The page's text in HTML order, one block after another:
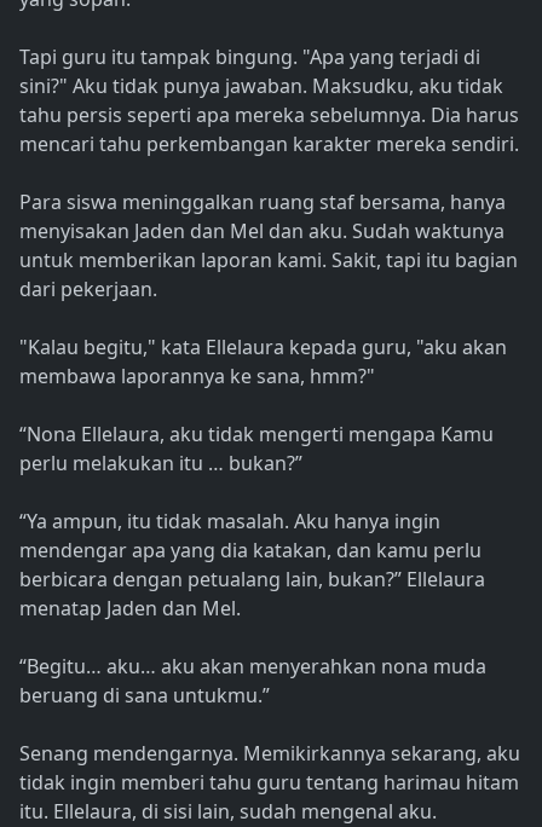
Tapi guru itu tampak bingung. "Apa yang terjadi di
sini?" Aku tidak punya jawaban. Maksudku, aku tidak
tahu persis seperti apa mereka sebelumnya. Dia harus
mencari tahu perkembangan karakter mereka sendiri.
Para siswa meninggalkan ruang staf bersama, hanya
menyisakan Jaden dan Mel dan aku. Sudah waktunya
untuk memberikan laporan kami. Sakit, tapi itu bagian
dari pekerjaan.
"Kalau begitu," kata Ellelaura kepada guru, "aku akan
membawa laporannya ke sana, hmm?"
“Nona Ellelaura, aku tidak mengerti mengapa Kamu
perlu melakukan itu … bukan?”
“Ya ampun, itu tidak masalah. Aku hanya ingin
mendengar apa yang dia katakan, dan kamu perlu
berbicara dengan petualang lain, bukan?” Ellelaura
menatap Jaden dan Mel.
“Begitu… aku… aku akan menyerahkan nona muda
beruang di sana untukmu.”
Senang mendengarnya. Memikirkannya sekarang, aku
tidak ingin memberi tahu guru tentang harimau hitam
itu. Ellelaura, di sisi lain, sudah mengenal aku.